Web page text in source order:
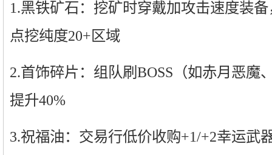
1.黑铁矿石：挖矿时穿戴加攻击速度装
点挖纯度20+区域
2.首饰碎片：组队刷BOSS（如赤月恶魔
提升40%
3.祝福油：交易行低价收购+1/+2幸运武